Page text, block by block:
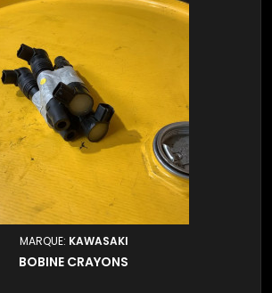
MARQUE: KAWASAKI
BOBINE CRAYONS